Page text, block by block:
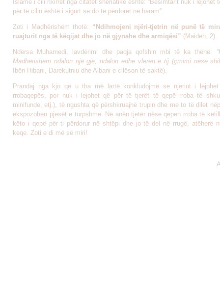
Islame i cili nxirret nga citatet sheriatike është: “Besimtarit nuk i lejohet
për të cilin është i sigurt se do të përdoret në haram”.
Zoti i Madhërishëm thotë: “Ndihmojeni njëri-tjetrin në punë të
ruajturit nga të këqijat dhe jo në gjynahe dhe armiqësi” (Maideh, 2).
Ndërsa Muhamedi, lavdërimi dhe paqja qofshin mbi të ka thënë:
Madhërishëm ndalon një gjë, ndalon edhe vlerën e tij (çmimi nëse
Ibën Hibani, Darekutniu dhe Albani e cilëson të saktë).
Prandaj nga kjo që u tha më lartë konkludojmë se njeriut i
rrobaqepës, por nuk i lejohet që për të tjerët të qepë rroba të
minifunde, etj.), të ngushta që përshkruajnë trupin dhe me to të dilet
ekspozohen pjesët e turpshme. Në anën tjetër nëse qepen rroba të
këto i qepë për ti përdorur në shtëpi dhe jo të del në rrugë, atëherë
keqe. Zoti e di më së miri!